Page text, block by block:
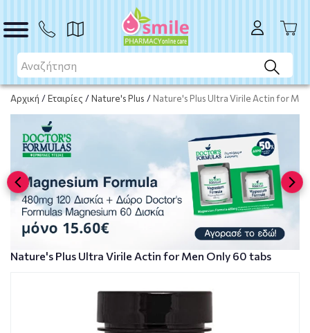
Αρχική /Εταιρίες /Nature's Plus / Nature's Plus Ultra Virile Actin for
ΑΓΟΡΑ
Nature's Plus Ultra Virile Actin for Men Only 60 tabs